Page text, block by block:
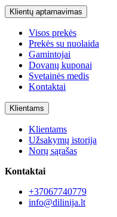
Klientų aptarnavimas
Visos prekės
Prekės su nuolaida
Gamintojai
Dovanų kuponai
Svetainės medis
Kontaktai
Klientams
Klientams
Užsakymų istorija
Norų sąrašas
Kontaktai
+37067740779
info@dilinija.lt